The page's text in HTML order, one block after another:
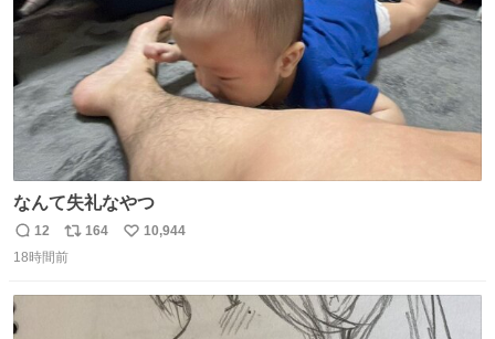
なんて失礼なやつ
返
信
12
リ
ポ
164
い
10,944
18時間前